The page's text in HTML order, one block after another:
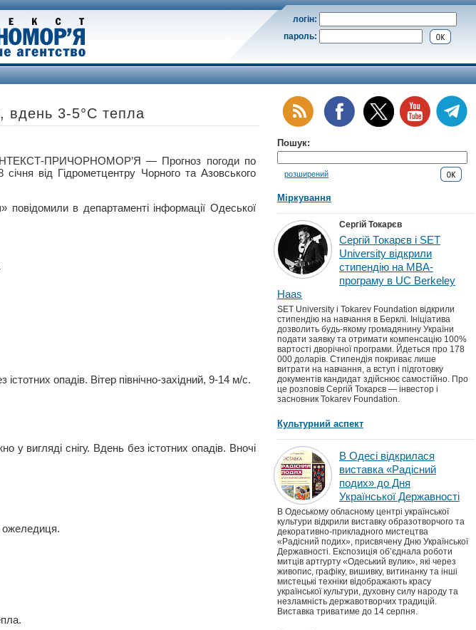
логін:
пароль:
вдень ​​3-5°С тепла
ПРИЧОРНОМОР’Я — Прогноз погоди по
від Гідрометцентру Чорного та Азовського
в департаменті інформації Одеської
опадів. Вітер північно-західний, 9-14 м/с.
вигляді снігу. Вдень без істотних опадів. Вночі
ожеледиця.
Пошук:
розширений
Міркування
Сергій Токарєв
Сергій Токарєв і SET
University відкрили
стипендію на MBA-
програму в UC Berkeley
Haas
SET University і Tokarev Foundation відкрили
стипендію на навчання в Берклі. Ініціатива
дозволить будь-якому громадянину України
подати заявку та отримати компенсацію 100%
вартості дворічної програми. Йдеться про 178
000 доларів. Стипендія покриває лише
витрати на навчання, а вступ і підготовку
документів кандидат здійснює самостійно. Про
це розповів Сергій Токарєв — інвестор і
засновник Tokarev Foundation.
Культурний аспект
В Одесі відкрилася
виставка «Радісний
подих» до Дня
Української Державності
В Одеському обласному центрі української
культури відкрили виставку образотворчого та
декоративно-прикладного мистецтва
«Радісний подих», присвячену Дню Української
Державності. Експозиція об’єднала роботи
митців артгурту «Одеський вулик», які через
живопис, графіку, вишивку, витинанку та інші
мистецькі техніки відображають красу
української культури, духовну силу народу та
незламність державотворчих традицій.
Виставка триватиме до 14 серпня.